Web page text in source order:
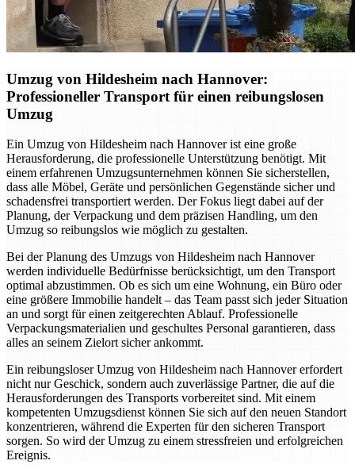
Umzug von Hildesheim nach Hannover:
Professioneller Transport für einen reibungslosen
Umzug
Ein Umzug von Hildesheim nach Hannover ist eine große
Herausforderung, die professionelle Unterstützung benötigt. Mit
einem erfahrenen Umzugsunternehmen können Sie sicherstellen,
dass alle Möbel, Geräte und persönlichen Gegenstände sicher und
schadensfrei transportiert werden. Der Fokus liegt dabei auf der
Planung, der Verpackung und dem präzisen Handling, um den
Umzug so reibungslos wie möglich zu gestalten.
Bei der Planung des Umzugs von Hildesheim nach Hannover
werden individuelle Bedürfnisse berücksichtigt, um den Transport
optimal abzustimmen. Ob es sich um eine Wohnung, ein Büro oder
eine größere Immobilie handelt – das Team passt sich jeder Situation
an und sorgt für einen zeitgerechten Ablauf. Professionelle
Verpackungsmaterialien und geschultes Personal garantieren, dass
alles an seinem Zielort sicher ankommt.
Ein reibungsloser Umzug von Hildesheim nach Hannover erfordert
nicht nur Geschick, sondern auch zuverlässige Partner, die auf die
Herausforderungen des Transports vorbereitet sind. Mit einem
kompetenten Umzugsdienst können Sie sich auf den neuen Standort
konzentrieren, während die Experten für den sicheren Transport
sorgen. So wird der Umzug zu einem stressfreien und erfolgreichen
Ereignis.